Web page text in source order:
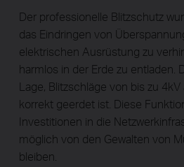
Der professionelle Blitzschutz
das Eindringen von
elektrischen Ausrüstung zu
harmlos in der Erde zu entladen.
Lage, Blitzschläge von bis zu
korrekt geerdet ist. Diese
Investitionen in die
möglich von den Gewalten von
bleiben.